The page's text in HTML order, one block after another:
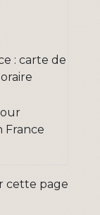
: carte de
cette page